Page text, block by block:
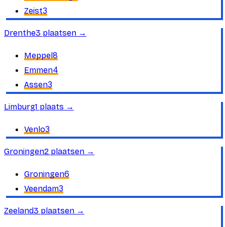
Zeist3
Drenthe3 plaatsen →
Meppel8
Emmen4
Assen3
Limburg1 plaats →
Venlo3
Groningen2 plaatsen →
Groningen6
Veendam3
Zeeland3 plaatsen →